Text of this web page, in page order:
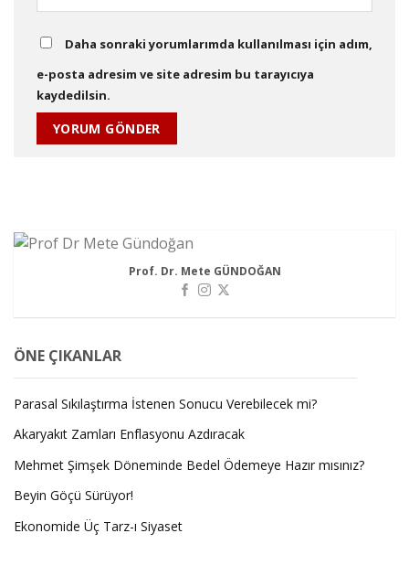
Daha sonraki yorumlarımda kullanılması için adım,
e-posta adresim ve site adresim bu tarayıcıya
kaydedilsin.
Prof. Dr. Mete GÜNDOĞAN
ÖNE ÇIKANLAR
Parasal Sıkılaştırma İstenen Sonucu Verebilecek mi?
Akaryakıt Zamları Enflasyonu Azdıracak
Mehmet Şimşek Döneminde Bedel Ödemeye Hazır mısınız?
Beyin Göçü Sürüyor!
Ekonomide Üç Tarz-ı Siyaset